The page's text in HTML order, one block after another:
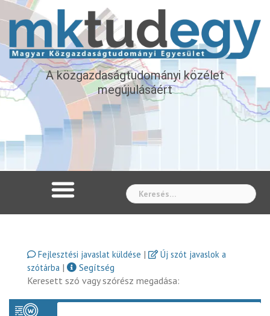
A közgazdaságtudományi közélet
megújulásáért
Fejlesztési javaslat küldése |
Új szót javaslok a
szótárba |
Segítség
Keresett szó vagy szórész megadása: